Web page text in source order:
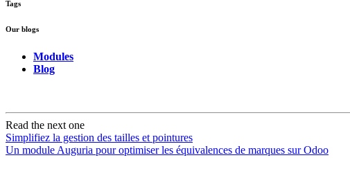
Tags
Our blogs
Modules
Blog
Read the next one
Simplifiez la gestion des tailles et pointures
Un module Auguria pour optimiser les équivalences de marques sur Odoo